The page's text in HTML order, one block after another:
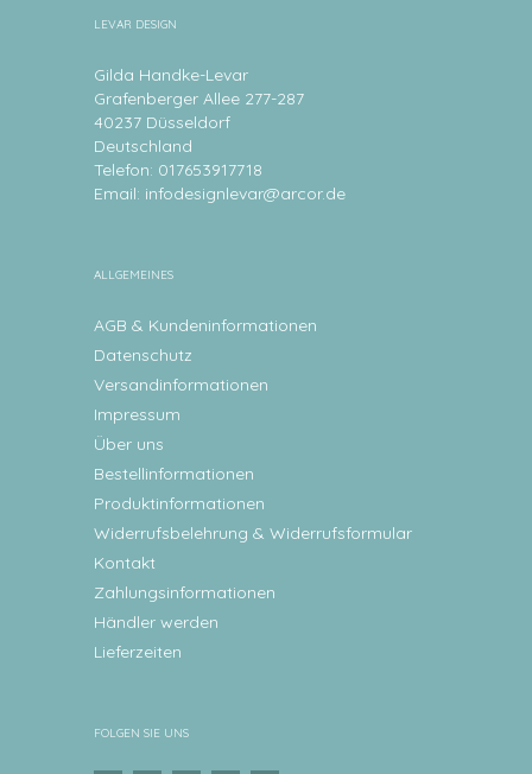
LEVAR DESIGN
Gilda Handke-Levar
Grafenberger Allee 277-287
40237 Düsseldorf
Deutschland
Telefon: 017653917718
Email: infodesignlevar@arcor.de
ALLGEMEINES
AGB & Kundeninformationen
Datenschutz
Versandinformationen
Impressum
Über uns
Bestellinformationen
Produktinformationen
Widerrufsbelehrung & Widerrufsformular
Kontakt
Zahlungsinformationen
Händler werden
Lieferzeiten
FOLGEN SIE UNS